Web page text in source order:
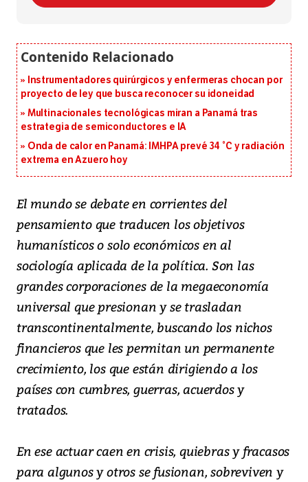
Instrumentadores quirúrgicos y enfermeras chocan por
proyecto de ley que busca reconocer su idoneidad
Multinacionales tecnológicas miran a Panamá tras
estrategia de semiconductores e IA
Onda de calor en Panamá: IMHPA prevé 34 °C y radiación
extrema en Azuero hoy
El mundo se debate en corrientes del
pensamiento que traducen los objetivos
humanísticos o solo económicos en al
sociología aplicada de la política. Son las
grandes corporaciones de la megaeconomía
universal que presionan y se trasladan
transcontinentalmente, buscando los nichos
financieros que les permitan un permanente
crecimiento, los que están dirigiendo a los
países con cumbres, guerras, acuerdos y
tratados.
En ese actuar caen en crisis, quiebras y fracasos
para algunos y otros se fusionan, sobreviven y